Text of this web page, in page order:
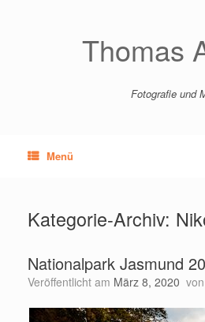
Thomas
Fotografie und
Menü
Kategorie-Archiv:
Nationalpark Jasmund
Veröffentlicht am März 8, 2020 von